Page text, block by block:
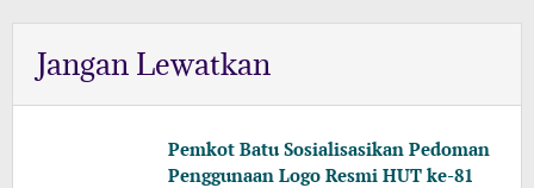
Jangan Lewatkan
Pemkot Batu Sosialisasikan Pedoman
Penggunaan Logo Resmi HUT ke-81